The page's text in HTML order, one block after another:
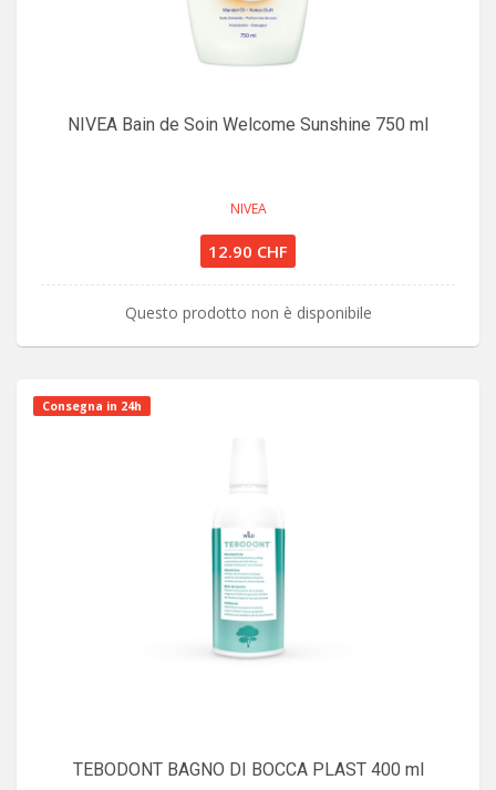
NIVEA Bain de Soin Welcome Sunshine 750 ml
NIVEA
12.90 CHF
Questo prodotto non è disponibile
Consegna in 24h
TEBODONT BAGNO DI BOCCA PLAST 400 ml